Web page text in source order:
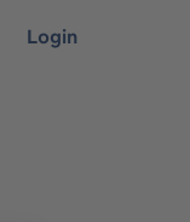
Login